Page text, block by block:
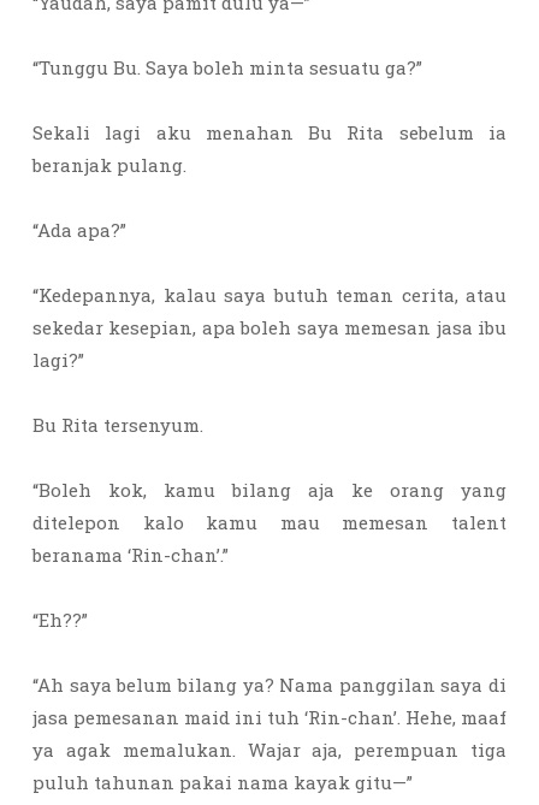
“Tunggu Bu. Saya boleh minta sesuatu ga?”
Sekali lagi aku menahan Bu Rita sebelum ia
beranjak pulang.
“Ada apa?”
“Kedepannya, kalau saya butuh teman cerita, atau
sekedar kesepian, apa boleh saya memesan jasa ibu
lagi?”
Bu Rita tersenyum.
“Boleh kok, kamu bilang aja ke orang yang
ditelepon kalo kamu mau memesan talent
beranama ‘Rin-chan’.”
“Eh??”
“Ah saya belum bilang ya? Nama panggilan saya di
jasa pemesanan maid ini tuh ‘Rin-chan’. Hehe, maaf
ya agak memalukan. Wajar aja, perempuan tiga
puluh tahunan pakai nama kayak gitu—”